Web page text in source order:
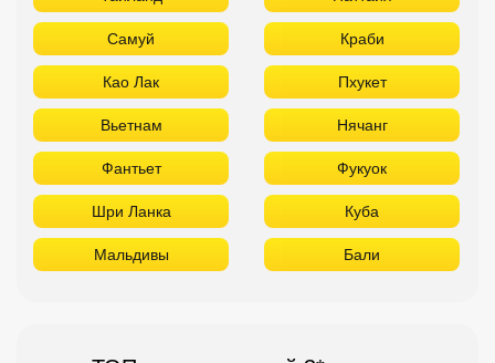
Самуй Краби
Као Лак Пхукет
Вьетнам Нячанг
Фантьет Фукуок
Шри Ланка Куба
Мальдивы Бали